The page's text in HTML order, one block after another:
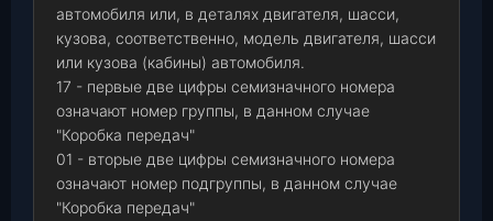
автомобиля или, в деталях двигателя, шасси,
кузова, соответственно, модель двигателя, шасси
или кузова (кабины) автомобиля.
17 - первые две цифры семизначного номера
означают номер группы, в данном случае
"Коробка передач"
01 - вторые две цифры семизначного номера
означают номер подгруппы, в данном случае
"Коробка передач"